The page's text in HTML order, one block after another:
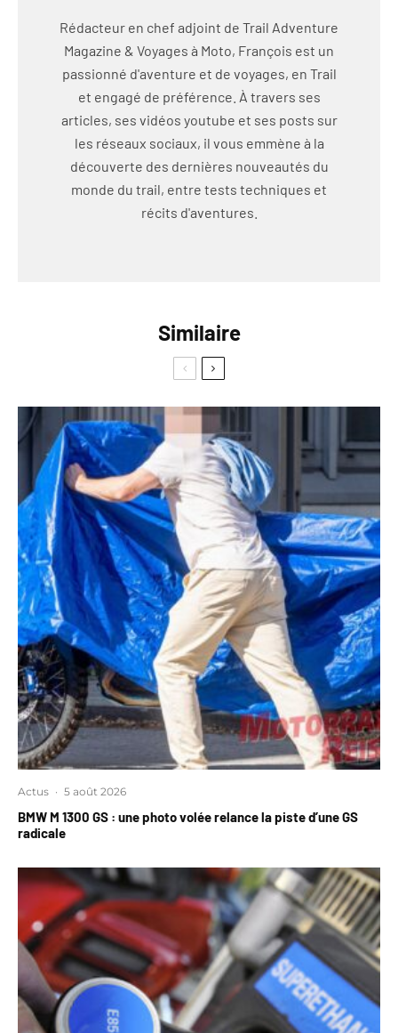
Rédacteur en chef adjoint de Trail Adventure
Magazine & Voyages à Moto, François est un
passionné d'aventure et de voyages, en Trail
et engagé de préférence. À travers ses
articles, ses vidéos youtube et ses posts sur
les réseaux sociaux, il vous emmène à la
découverte des dernières nouveautés du
monde du trail, entre tests techniques et
récits d'aventures.
Similaire
Actus · 5 août 2026
BMW M 1300 GS : une photo volée relance la piste d’une GS
radicale